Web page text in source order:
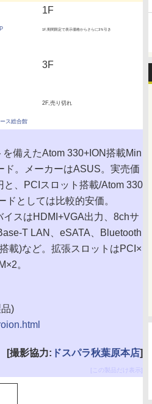
1F
1F,期間限定で表示価格からさらに3％引き
3F
2F,売り切れ
ス総合館
備えたAtom 330+ION搭載Min
ド。メーカーはASUS。実売価
と、PCIスロット搭載/Atom 330
ドとしては比較的安価。
スはHDMI+VGA出力、8chサ
T LAN、eSATA、Bluetooth
載)など。拡張スロットはPCI×
。
)
[撮影協力: ドスパラ秋葉原本店]
[この製品だけ表示]